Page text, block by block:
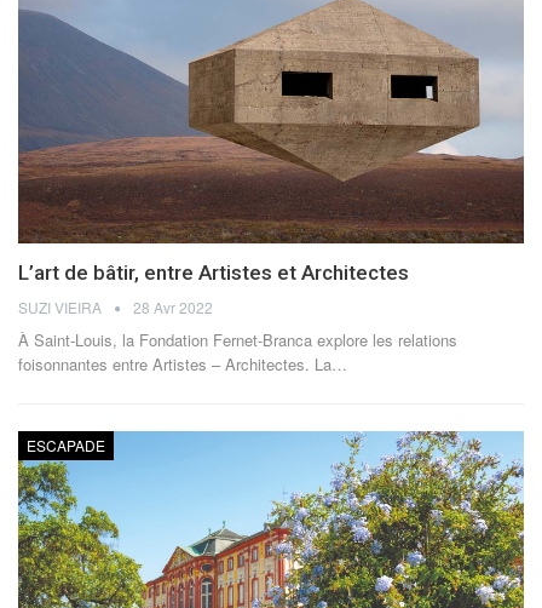
L’art de bâtir, entre Artistes et Architectes
SUZI VIEIRA 28 Avr 2022
À Saint-Louis, la Fondation Fernet-Branca explore les relations
foisonnantes entre Artistes – Architectes. La…
ESCAPADE